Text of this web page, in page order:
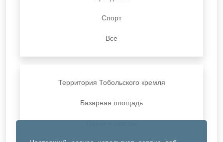
Спорт
Все
Территория Тобольского кремля
Базарная площадь